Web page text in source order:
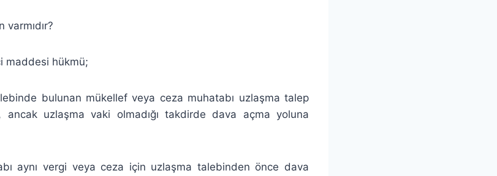
maddesi hükmü;
bulunan mükellef veya ceza muhatabı uzlaşma talep
uzlaşma vaki olmadığı takdirde dava açma yoluna
aynı vergi veya ceza için uzlaşma talebinden önce dava